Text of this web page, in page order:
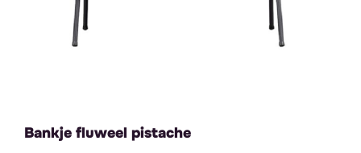
Bankje fluweel pistache